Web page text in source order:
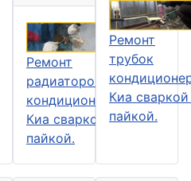
Ремонт
радиаторов
кондиционера
Киа сваркой и
пайкой.
Ремонт
трубок
Киа
пайкой.